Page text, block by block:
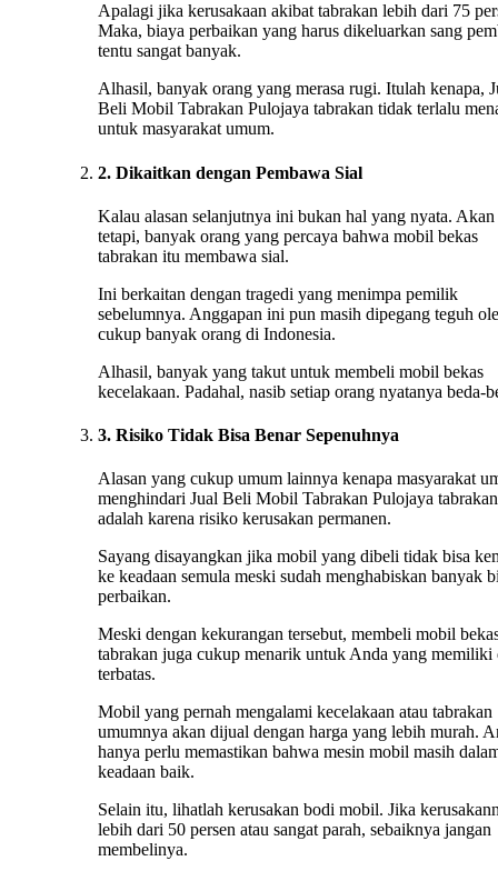
Apalagi jika kerusakaan akibat tabrakan lebih dari 75
Maka, biaya perbaikan yang harus dikeluarkan sang
tentu sangat banyak.
Alhasil, banyak orang yang merasa rugi. Itulah kenapa,
Beli Mobil Tabrakan Pulojaya tabrakan tidak terlalu
untuk masyarakat umum.
2. Dikaitkan dengan Pembawa Sial
Kalau alasan selanjutnya ini bukan hal yang nyata. Akan
tetapi, banyak orang yang percaya bahwa mobil bekas
tabrakan itu membawa sial.
Ini berkaitan dengan tragedi yang menimpa pemilik
sebelumnya. Anggapan ini pun masih dipegang teguh
cukup banyak orang di Indonesia.
Alhasil, banyak yang takut untuk membeli mobil bekas
kecelakaan. Padahal, nasib setiap orang nyatanya beda-
3. Risiko Tidak Bisa Benar Sepenuhnya
Alasan yang cukup umum lainnya kenapa masyarakat
menghindari Jual Beli Mobil Tabrakan Pulojaya tabrakan
adalah karena risiko kerusakan permanen.
Sayang disayangkan jika mobil yang dibeli tidak bisa
ke keadaan semula meski sudah menghabiskan banyak
perbaikan.
Meski dengan kekurangan tersebut, membeli mobil
tabrakan juga cukup menarik untuk Anda yang memiliki
terbatas.
Mobil yang pernah mengalami kecelakaan atau tabrakan
umumnya akan dijual dengan harga yang lebih murah.
hanya perlu memastikan bahwa mesin mobil masih
keadaan baik.
Selain itu, lihatlah kerusakan bodi mobil. Jika
lebih dari 50 persen atau sangat parah, sebaiknya jangan
membelinya.